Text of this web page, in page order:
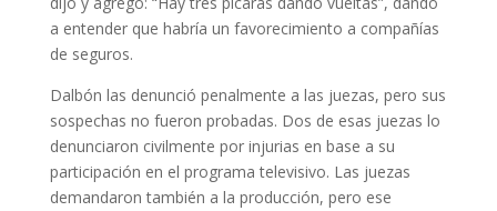
a entender que habría un favorecimiento a compañías
de seguros.
Dalbón las denunció penalmente a las juezas, pero sus
sospechas no fueron probadas. Dos de esas juezas lo
denunciaron civilmente por injurias en base a su
participación en el programa televisivo. Las juezas
demandaron también a la producción, pero ese